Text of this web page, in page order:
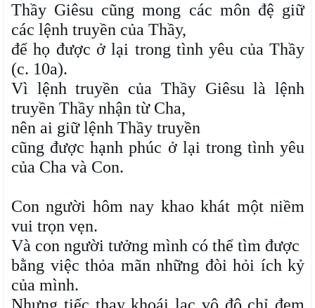
Thầy Giêsu cũng mong các môn đệ giữ
các lệnh truyền của Thầy,
để họ được ở lại trong tình yêu của Thầy
(c. 10a).
Vì lệnh truyền của Thầy Giêsu là lệnh
truyền Thầy nhận từ Cha,
nên ai giữ lệnh Thầy truyền
cũng được hạnh phúc ở lại trong tình yêu
của Cha và Con.
Con người hôm nay khao khát một niềm
vui trọn vẹn.
Và con người tưởng mình có thể tìm được
bằng việc thỏa mãn những đòi hỏi ích kỷ
của mình.